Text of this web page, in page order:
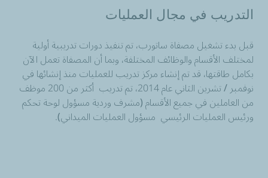
التدريب في مجال العمليات
قبل بدء تشغيل مصفاة ساتورب، تم تنفيذ دورات تدريبية أولية
لمختلف الأقسام والوظائف المختلفة، وبما أن المصفاة تعمل الآن
بكامل طاقتها، قد تم إنشاء مركز تدريب للعمليات منذ إنشائها في
نوفمبر / تشرين الثاني عام 2014، تم تدريب أكثر من 200 موظف
من العاملين في جميع الأقسام (مشرف ورديةمسؤوللوحة تحكم
ورئيس العمليات الرئيسي مسؤولالعمليات الميداني).